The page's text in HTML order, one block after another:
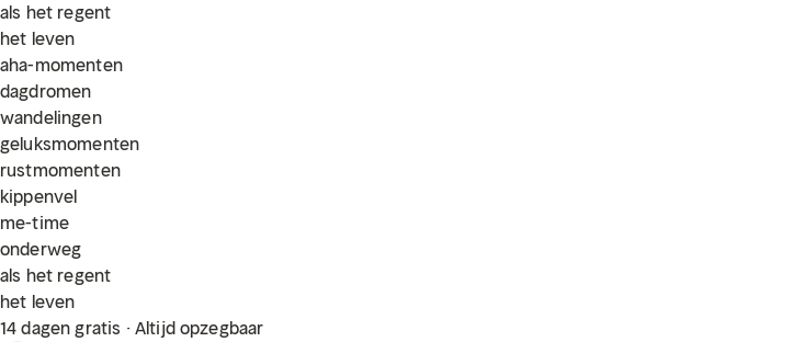
als het regent
het leven
aha-momenten
dagdromen
wandelingen
geluksmomenten
rustmomenten
kippenvel
me-time
onderweg
als het regent
het leven
14 dagen gratis · Altijd opzegbaar